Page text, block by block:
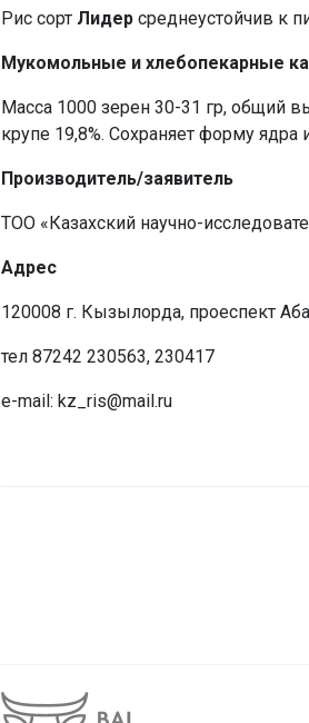
Рис сорт Лидер среднеустойчив к
Мукомольные и хлебопекарные
Масса 1000 зерен 30-31 гр, общий
крупе 19,8%. Сохраняет форму
Производитель/заявитель
ТОО «Казахский научно-
Адрес
120008 г. Кызылорда, проеспект
тел 87242 230563, 230417
e-mail: kz_ris@mail.ru